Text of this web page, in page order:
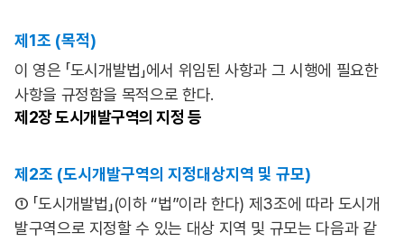
제1조 (목적)
이 영은 「도시개발법」에서 위임된 사항과 그 시행에 필요한
사항을 규정함을 목적으로 한다.
제2장도시개발구역의 지정 등
제2조 (도시개발구역의 지정대상지역 및 규모)
① 「도시개발법」(이하 “법”이라 한다) 제3조에 따라 도시개
발구역으로 지정할 수 있는 대상 지역 및 규모는 다음과 같